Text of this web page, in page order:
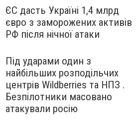
ЄС дасть Україні 1,4 млрд
євро з заморожених активів
РФ після нічної атаки
Під ударами один з
найбільших розподільчих
центрів Wildberries та НПЗ .
Безпілотники масовано
атакували росію